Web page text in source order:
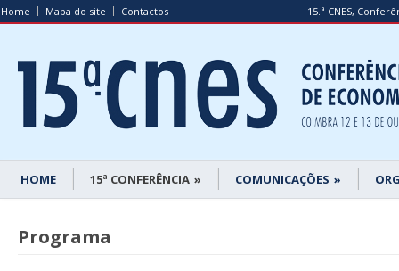
Home Mapa do site Contactos 15.ª CNES,
HOME 15ª CONFERÊNCIA » COMUNICAÇÕES »
Programa